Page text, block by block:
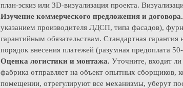
план-эскиз или 3D-визуализация проекта.
Изучение коммерческого предложения и договора.
указанием производителя ЛДСП, типа фасадов),
гарантийным обязательствам. Стандартная
порядок внесения платежей (разумная предоплата
Оценка логистики и монтажа. Уточните, входит
фабрика отправляет на объект опытных сборщиков,
помещении, отрегулируют все механизмы, уберут